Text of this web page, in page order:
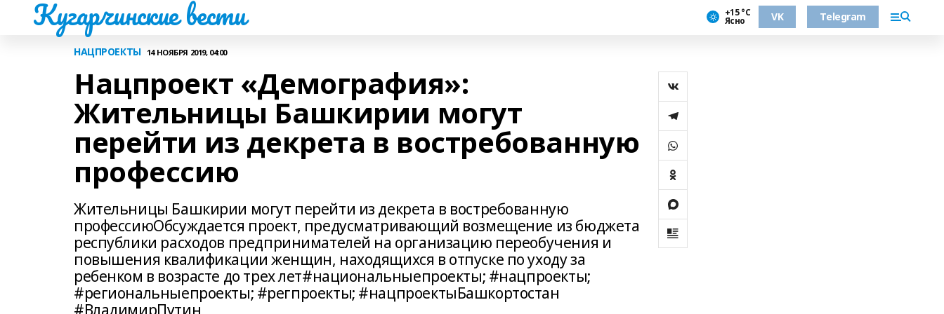
Кугарчинские вести +15 °С
Ясно VK Telegram
НАЦПРОЕКТЫ 14 НОЯБРЯ 2019, 04:00
Нацпроект «Демография»:
Жительницы Башкирии могут
перейти из декрета в востребованную
профессию
Жительницы Башкирии могут перейти из декрета в востребованную
профессиюОбсуждается проект, предусматривающий возмещение из бюджета
республики расходов предпринимателей на организацию переобучения и
повышения квалификации женщин, находящихся в отпуске по уходу за
ребенком в возрасте до трех лет#национальныепроекты; #нацпроекты;
#региональныепроекты; #регпроекты; #нацпроектыБашкортостан
#ВладимирПутин